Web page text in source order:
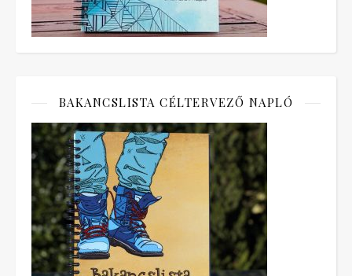
BAKANCSLISTA CÉLTERVEZŐ NAPLÓ